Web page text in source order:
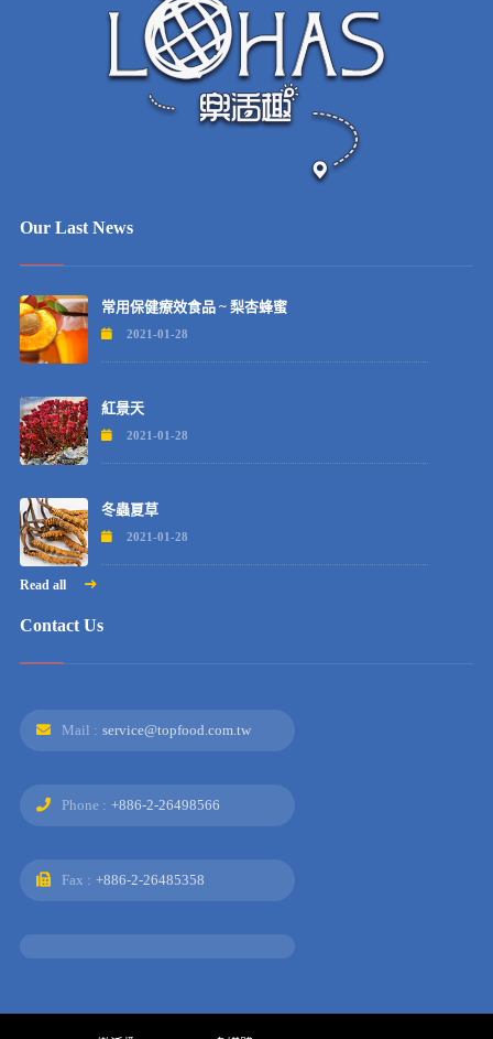
Our Last News
常用保健療效食品 ~ 梨杏蜂蜜
2021-01-28
紅景天
2021-01-28
冬蟲夏草
2021-01-28
Read all
Contact Us
Mail : service@topfood.com.tw
Phone : +886-2-26498566
Fax : +886-2-26485358